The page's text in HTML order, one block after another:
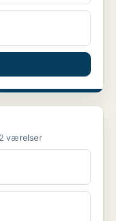
Lejlighed til salg i 6000 Kolding 2 værelser